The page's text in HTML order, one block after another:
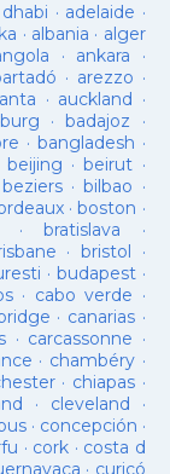
· adelaide ·
· albania · alger
· ankara ·
· arezzo ·
· auckland ·
·badajoz ·
· bangladesh ·
beijing ·beirut ·
beziers ·bilbao ·
·boston ·
·bratislava ·
· bristol ·
· budapest·
· cabo verde ·
· canarias·
· carcassonne ·
· chambéry·
· chiapas ·
· cleveland ·
· concepción ·
· cork · costa d
· curicó